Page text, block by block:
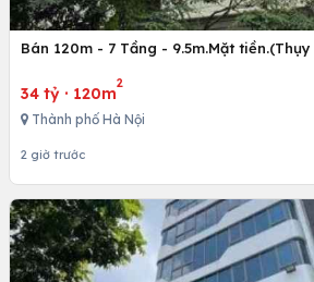
Bán 120m - 7 Tầng - 9.5m.Mặt
34 tỷ · 120m
2
Thành phố Hà Nội
2 giờ trước